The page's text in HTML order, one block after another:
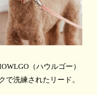
（ハウルゴー）
で洗練されたリード。